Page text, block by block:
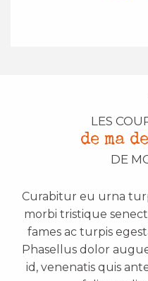
LES
de ma
DE
Curabitur eu urna
morbi tristique
fames ac turpis
Phasellus dolor
id, venenatis quis